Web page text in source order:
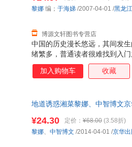
中国的历史漫长悠远，其间发
绪繁多，普通读者很难找到入
史”这种体例；即在一定的历史
进行现代诠释，是读者在较短
原争霸、九州一统、离析与交
史演进的基本脉络和中华民族
素、全新的视角、科学的体例
博源文轩图书专营店
黎娜 编； 于海娣 /2007-04-01 /黑龙
加入购物车 收藏
地道诱惑湘菜黎娜、中智博文京
¥24.30 定价： ¥68.00 (3.58折)
黎娜、 中智博文 /2014-04-01 /京华